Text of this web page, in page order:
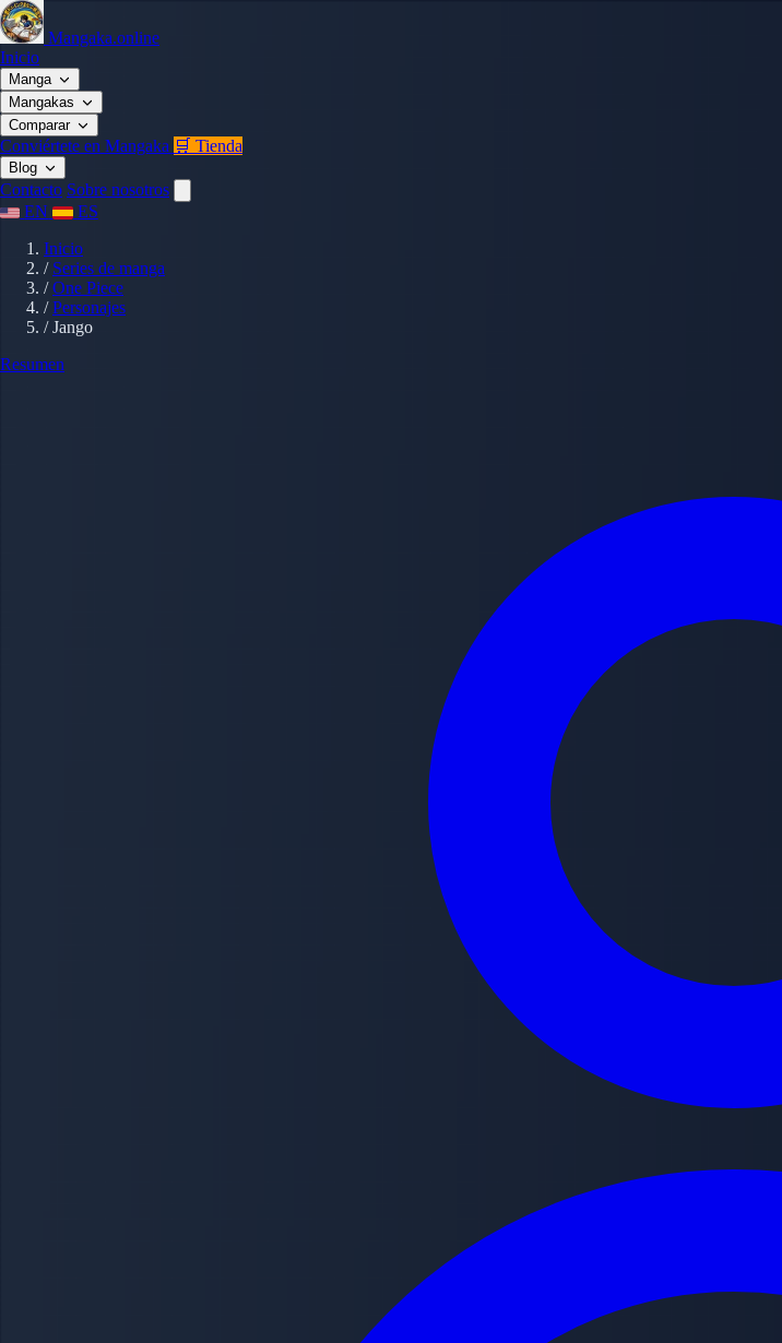
Mangaka.online
Inicio
Manga
Mangakas
Comparar
Conviértete en Mangaka 🛒 Tienda
Blog
Contacto Sobre nosotros
EN
ES
Inicio
/ Series de manga
/ One Piece
/ Personajes
/ Jango
Resumen